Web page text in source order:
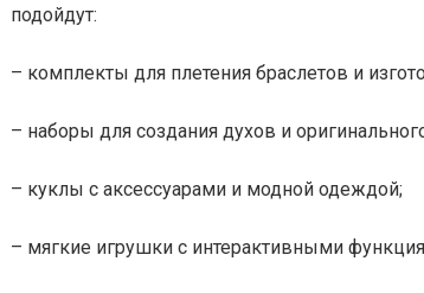
подойдут:
– комплекты для плетения браслетов и
– наборы для создания духов и
– куклы с аксессуарами и модной одеждой;
– мягкие игрушки с интерактивными